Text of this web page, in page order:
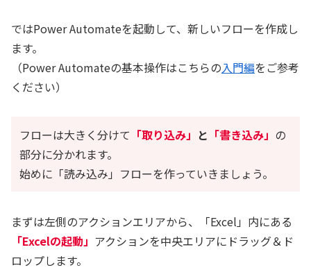
ではPower Automateを起動して、新しいフローを作成し
ます。
（Power Automateの基本操作はこちらの入門編をご参考
ください）
フローは大きく分けて 「取り込み」 と 「書き込み」 の
部分に分かれます。
始めに「読み込み」フローを作っていきましょう。
まずは左側のアクションエリアから、「Excel」内にある
「Excelの起動」 アクションを中央エリアにドラッグ＆ド
ロップします。